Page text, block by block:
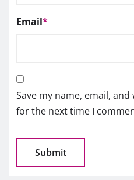
Email*
Save my name, email,
for the next time I